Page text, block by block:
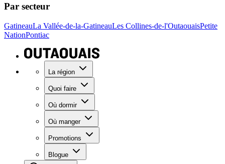
Par secteur
GatineauLa Vallée-de-la-GatineauLes Collines-de-l'OutaouaisPetite
NationPontiac
La région
Quoi faire
Où dormir
Où manger
Promotions
Blogue